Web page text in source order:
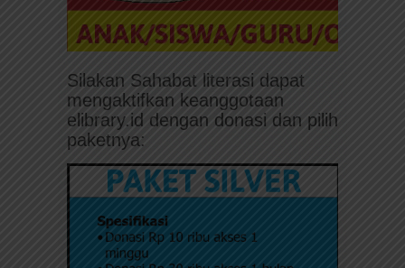
Silakan Sahabat literasi dapat
mengaktifkan keanggotaan
elibrary.id dengan donasi dan pilih
paketnya: